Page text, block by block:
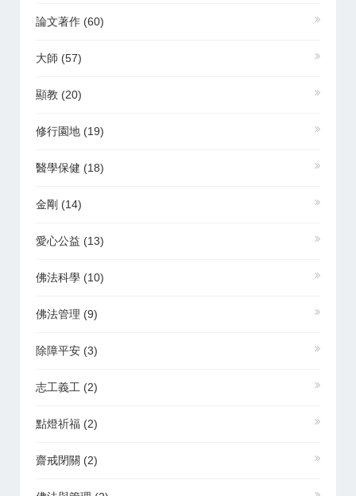
論文著作 (60)
大師 (57)
顯教 (20)
修行園地 (19)
醫學保健 (18)
金剛 (14)
愛心公益 (13)
佛法科學 (10)
佛法管理 (9)
除障平安 (3)
志工義工 (2)
點燈祈福 (2)
齋戒閉關 (2)